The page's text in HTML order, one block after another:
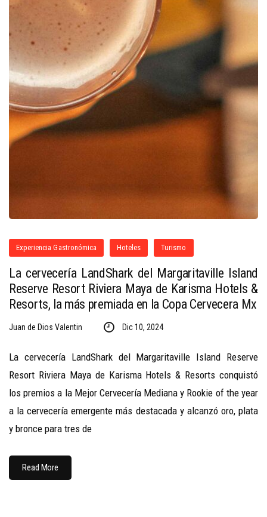
Experiencia Gastronómica Hoteles Turismo
La cervecería LandShark del Margaritaville Island
Reserve Resort Riviera Maya de Karisma Hotels &
Resorts, la más premiada en la Copa Cervecera Mx
Juan de Dios Valentin Dic 10, 2024
La cervecería LandShark del Margaritaville Island Reserve
Resort Riviera Maya de Karisma Hotels & Resorts conquistó
los premios a la Mejor Cervecería Mediana y Rookie of the year
a la cervecería emergente más destacada y alcanzó oro, plata
y bronce para tres de
Read More